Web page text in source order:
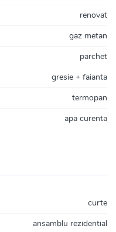
renovat
gaz metan
parchet
gresie + faianta
termopan
apa curenta
curte
ansamblu rezidential